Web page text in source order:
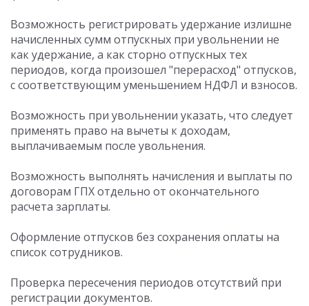
Возможность регистрировать удержание излишне
начисленных сумм отпускных при увольнении не
как удержание, а как сторно отпускных тех
периодов, когда произошел "перерасход" отпусков,
с соответствующим уменьшением НДФЛ и взносов.
Возможность при увольнении указать, что следует
применять право на вычеты к доходам,
выплачиваемым после увольнения.
Возможность выполнять начисления и выплаты по
договорам ГПХ отдельно от окончательного
расчета зарплаты.
Оформление отпусков без сохранения оплаты на
список сотрудников.
Проверка пересечения периодов отсутствий при
регистрации документов.